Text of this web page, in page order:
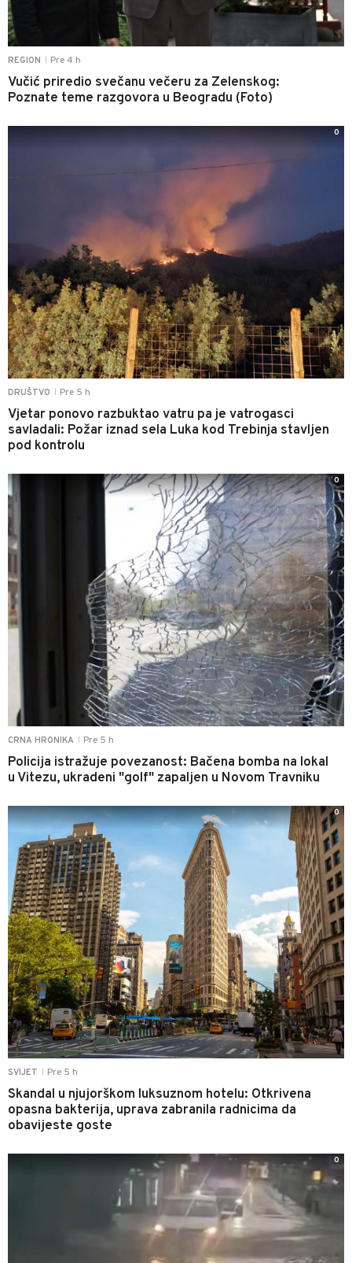
REGION Pre 4 h
Vučić priredio svečanu večeru za Zelenskog:
Poznate teme razgovora u Beogradu (Foto)
DRUŠTVO Pre 5 h
Vjetar ponovo razbuktao vatru pa je vatrogasci
savladali: Požar iznad sela Luka kod Trebinja stavljen
pod kontrolu
0
CRNA HRONIKA Pre 5 h
Policija istražuje povezanost: Bačena bomba na lokal
u Vitezu, ukradeni "golf" zapaljen u Novom Travniku
0
SVIJET Pre 5 h
Skandal u njujorškom luksuznom hotelu: Otkrivena
opasna bakterija, uprava zabranila radnicima da
obavijeste goste
0
0